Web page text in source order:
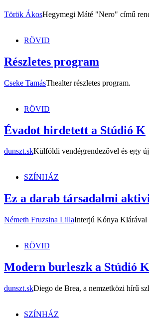
Török ÁkosHegymegi Máté "Nero" című
RÖVID
Részletes program
Cseke TamásThealter részletes program.
RÖVID
Évadot hirdetett a Stúdió K
dunszt.skKülföldi vendégrendezővel és egy
SZÍNHÁZ
Ez a darab társadalmi
Németh Fruzsina LillaInterjú Kónya Klárával
RÖVID
Modern burleszk a Stúdió
dunszt.skDiego de Brea, a nemzetközi hírű
SZÍNHÁZ